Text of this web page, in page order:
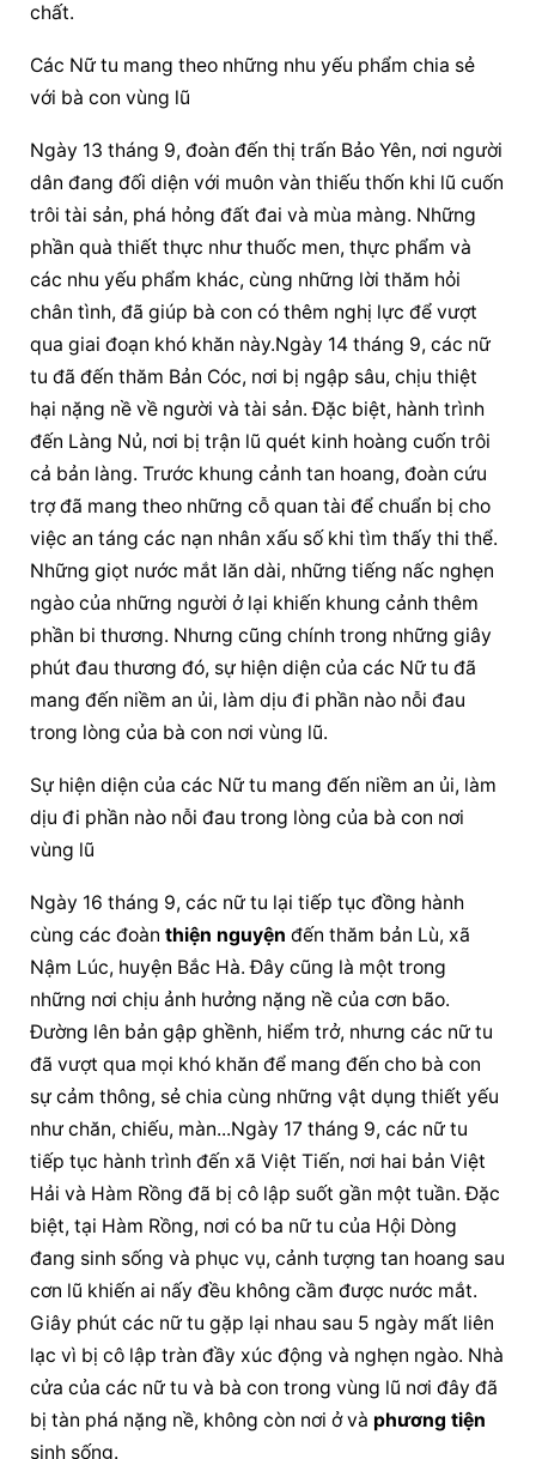
chất.
Các Nữ tu mang theo những nhu yếu phẩm chia sẻ
với bà con vùng lũ
Ngày 13 tháng 9, đoàn đến thị trấn Bảo Yên, nơi người
dân đang đối diện với muôn vàn thiếu thốn khi lũ cuốn
trôi tài sản, phá hỏng đất đai và mùa màng. Những
phần quà thiết thực như thuốc men, thực phẩm và
các nhu yếu phẩm khác, cùng những lời thăm hỏi
chân tình, đã giúp bà con có thêm nghị lực để vượt
qua giai đoạn khó khăn này.Ngày 14 tháng 9, các nữ
tu đã đến thăm Bản Cóc, nơi bị ngập sâu, chịu thiệt
hại nặng nề về người và tài sản. Đặc biệt, hành trình
đến Làng Nủ, nơi bị trận lũ quét kinh hoàng cuốn trôi
cả bản làng. Trước khung cảnh tan hoang, đoàn cứu
trợ đã mang theo những cỗ quan tài để chuẩn bị cho
việc an táng các nạn nhân xấu số khi tìm thấy thi thể.
Những giọt nước mắt lăn dài, những tiếng nấc nghẹn
ngào của những người ở lại khiến khung cảnh thêm
phần bi thương. Nhưng cũng chính trong những giây
phút đau thương đó, sự hiện diện của các Nữ tu đã
mang đến niềm an ủi, làm dịu đi phần nào nỗi đau
trong lòng của bà con nơi vùng lũ.
Sự hiện diện của các Nữ tu mang đến niềm an ủi, làm
dịu đi phần nào nỗi đau trong lòng của bà con nơi
vùng lũ
Ngày 16 tháng 9, các nữ tu lại tiếp tục đồng hành
cùng các đoàn thiện nguyện đến thăm bản Lù, xã
Nậm Lúc, huyện Bắc Hà. Đây cũng là một trong
những nơi chịu ảnh hưởng nặng nề của cơn bão.
Đường lên bản gập ghềnh, hiểm trở, nhưng các nữ tu
đã vượt qua mọi khó khăn để mang đến cho bà con
sự cảm thông, sẻ chia cùng những vật dụng thiết yếu
như chăn, chiếu, màn...Ngày 17 tháng 9, các nữ tu
tiếp tục hành trình đến xã Việt Tiến, nơi hai bản Việt
Hải và Hàm Rồng đã bị cô lập suốt gần một tuần. Đặc
biệt, tại Hàm Rồng, nơi có ba nữ tu của Hội Dòng
đang sinh sống và phục vụ, cảnh tượng tan hoang sau
cơn lũ khiến ai nấy đều không cầm được nước mắt.
Giây phút các nữ tu gặp lại nhau sau 5 ngày mất liên
lạc vì bị cô lập tràn đầy xúc động và nghẹn ngào. Nhà
cửa của các nữ tu và bà con trong vùng lũ nơi đây đã
bị tàn phá nặng nề, không còn nơi ở và phương tiện
sinh sống.